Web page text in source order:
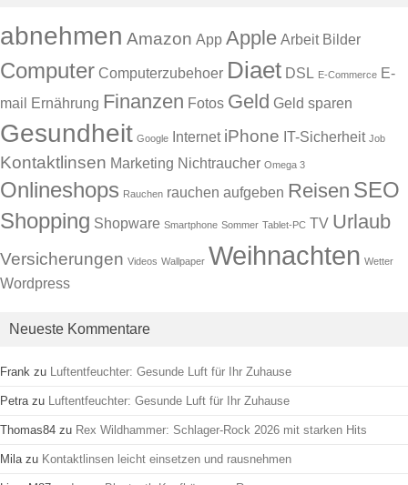
abnehmen Amazon App Apple Arbeit Bilder
Computer Computerzubehoer Diaet DSL E-Commerce E-
mail
Ernährung Finanzen Fotos Geld Geld sparen
Gesundheit Google Internet iPhone IT-Sicherheit Job
Kontaktlinsen Marketing Nichtraucher Omega 3
Onlineshops Rauchen rauchen aufgeben Reisen SEO
Shopping Shopware Smartphone Sommer Tablet-PC TV Urlaub
Versicherungen Videos Wallpaper Weihnachten Wetter
Wordpress
Neueste Kommentare
Frank zu Luftentfeuchter: Gesunde Luft für Ihr Zuhause
Petrazu Luftentfeuchter: Gesunde Luft für Ihr Zuhause
Thomas84 zu Rex Wildhammer: Schlager-Rock 2026 mit starken Hits
Milazu Kontaktlinsen leicht einsetzen und rausnehmen